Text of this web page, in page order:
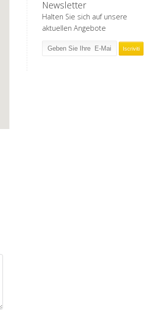
Newsletter
Halten Sie sich auf unsere
aktuellen Angebote